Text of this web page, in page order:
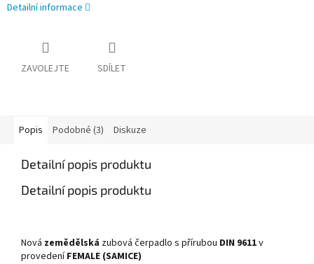
Detailní informace
ZAVOLEJTE SDÍLET
Popis Podobné (3) Diskuze
Detailní popis produktu
Detailní popis produktu
Nová zemědělská zubová čerpadlo s přírubou DIN 9611v
provedení FEMALE (SAMICE)